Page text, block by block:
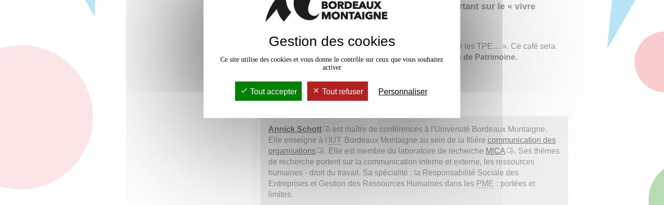
des sessions de partages et de discussions portant sur le « vivre
l'entreprise ».
Lundi 1 mars 2021
à partir de 18h30.
Thématique :« Au-delà des casse-têtes… du regain pour les TPE… ». Ce café sera
animé par Roland Rabou,acteur du Conseil en Gestion de Patrimoine.
Cet événement aura lieu en ligne :
Renseignements :
Annick Schott-tel : 07 86 10 56 63
Annick Schott
est maître de conférences à l'Université Bordeaux Montaigne.
Elle enseigne à l' IUT Bordeaux Montaigne au sein de la filière communication des
organisations
. Elle est membre du laboratoire de recherche MICA
. Ses thèmes
de recherche portent sur la communication interne et externe, les ressources
humaines - droit du travail. Sa spécialité : la Responsabilité Sociale des
Entreprises et Gestion des Ressources Humaines dans les PME : portées et
limites.
Gestion des cookies
Ce site utilise des cookies et vous donne le contrôle sur ceux que vous souhaitez
activer
Tout accepter Tout refuser Personnaliser